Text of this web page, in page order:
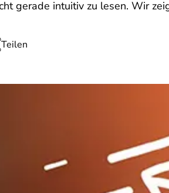
gerade intuitiv zu lesen. Wir
Teilen